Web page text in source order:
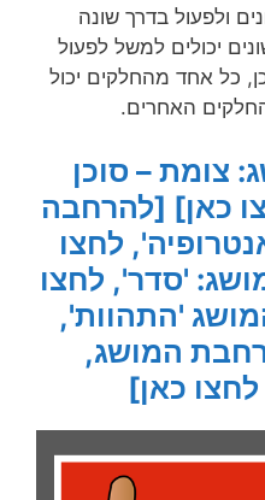
ולפעול בדרך שונה
יכולים למשל לפעול
כל אחד מהחלקים יכול
האחרים.
צומת – סוכן
כאן] [להרחבה
לחצו
'סדר', לחצו
'התהוות',
המושג,
כאן]